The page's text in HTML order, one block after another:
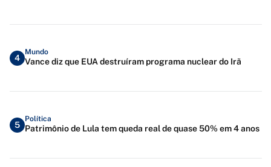
4
Mundo
Vance diz que EUA destruíram programa nuclear do Irã
5
Política
Patrimônio de Lula tem queda real de quase 50% em 4 anos